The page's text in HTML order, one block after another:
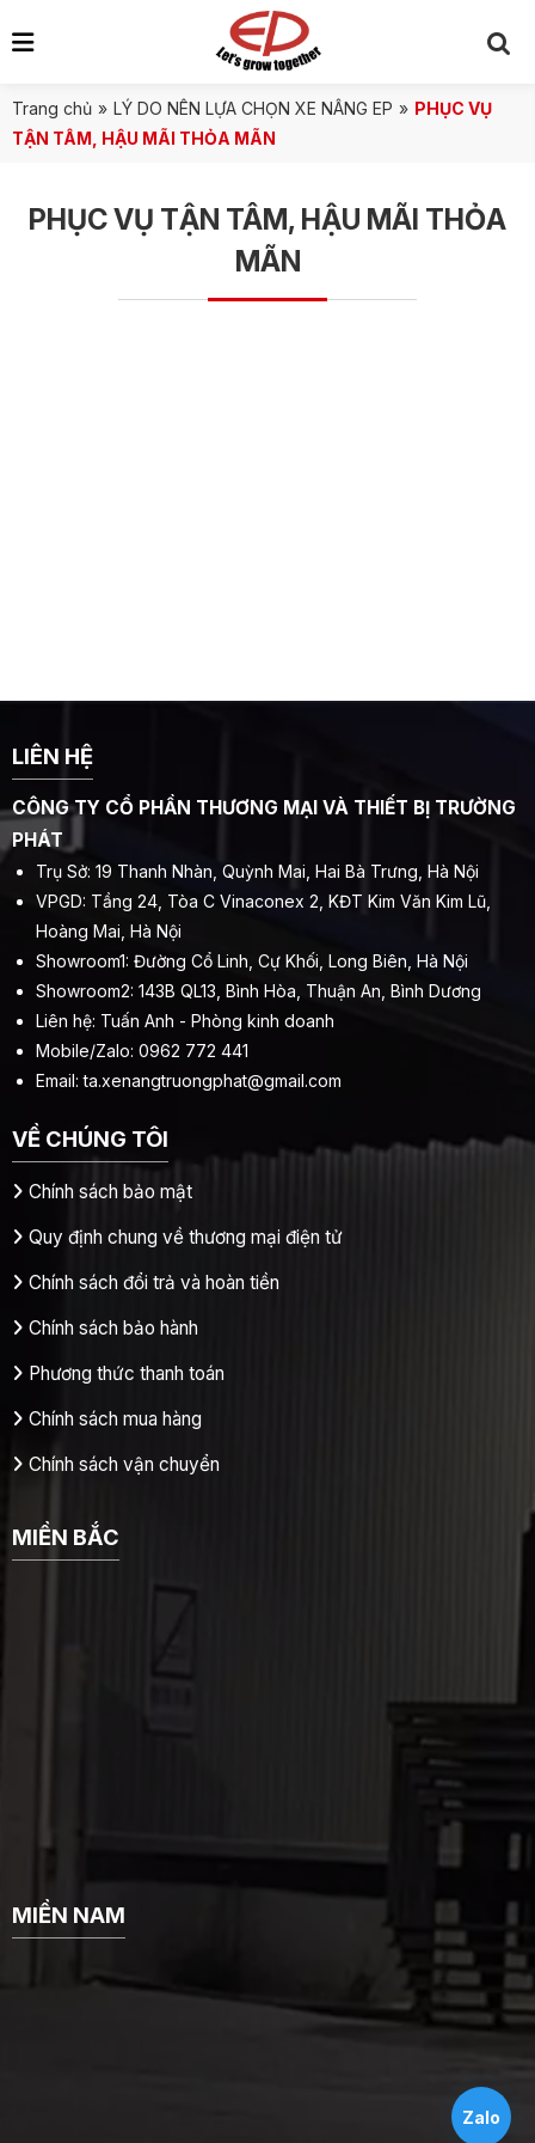
Trang chủ » LÝ DO NÊN LỰA CHỌN XE NÂNG EP » PHỤC VỤ
TẬN TÂM, HẬU MÃI THỎA MÃN
PHỤC VỤ TẬN TÂM, HẬU MÃI THỎA
MÃN
LIÊN HỆ
CÔNG TY CỔ PHẦN THƯƠNG MẠI VÀ THIẾT BỊ TRƯỜNG
PHÁT
Trụ Sở: 19 Thanh Nhàn, Quỳnh Mai, Hai Bà Trưng, Hà Nội
VPGD: Tầng 24, Tòa C Vinaconex 2, KĐT Kim Văn Kim Lũ,
Hoàng Mai, Hà Nội
Showroom1: Đường Cổ Linh, Cự Khối, Long Biên, Hà Nội
Showroom2: 143B QL13, Bình Hòa, Thuận An, Bình Dương
Liên hệ: Tuấn Anh - Phòng kinh doanh
Mobile/Zalo: 0962 772 441
Email:ta.xenangtruongphat@gmail.com
VỀ CHÚNG TÔI
Chính sách bảo mật
Quy định chung về thương mại điện tử
Chính sách đổi trả và hoàn tiền
Chính sách bảo hành
Phương thức thanh toán
Chính sách mua hàng
Chính sách vận chuyển
MIỀN BẮC
MIỀN NAM
Zalo